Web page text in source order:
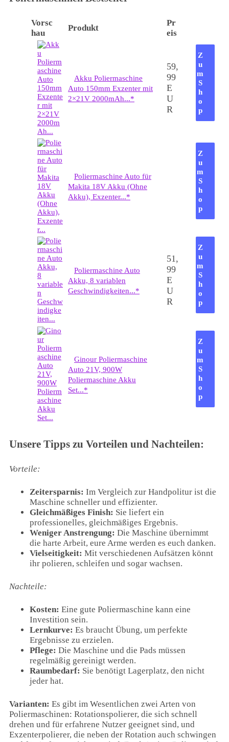
Vorsc
hau
Produkt
Pr
eis
Akku Poliermaschine
Auto 150mm Exzenter mit
2×21V 2000mAh...*
59,
99
E
U
R
Z
u
m
S
h
o
p
Poliermaschine Auto für
Makita 18V Akku (Ohne
Akku), Exzenter...*
Z
u
m
S
h
o
p
Poliermaschine Auto
Akku, 8 variablen
Geschwindigkeiten...*
51,
99
E
U
R
Z
u
m
S
h
o
p
Ginour Poliermaschine
Auto 21V, 900W
Poliermaschine Akku
Set...*
Z
u
m
S
h
o
p
Unsere Tipps zu Vorteilen und Nachteilen:
Vorteile:
Zeitersparnis: Im Vergleich zur Handpolitur ist die
Maschine schneller und effizienter.
Gleichmäßiges Finish: Sie liefert ein
professionelles, gleichmäßiges Ergebnis.
Weniger Anstrengung: Die Maschine übernimmt
die harte Arbeit, eure Arme werden es euch danken.
Vielseitigkeit: Mit verschiedenen Aufsätzen könnt
ihr polieren, schleifen und sogar wachsen.
Nachteile:
Kosten: Eine gute Poliermaschine kann eine
Investition sein.
Lernkurve: Es braucht Übung, um perfekte
Ergebnisse zu erzielen.
Pflege: Die Maschine und die Pads müssen
regelmäßig gereinigt werden.
Raumbedarf: Sie benötigt Lagerplatz, den nicht
jeder hat.
Varianten: Es gibt im Wesentlichen zwei Arten von
Poliermaschinen: Rotationspolierer, die sich schnell
drehen und für erfahrene Nutzer geeignet sind, und
Exzenterpolierer, die neben der Rotation auch schwingen